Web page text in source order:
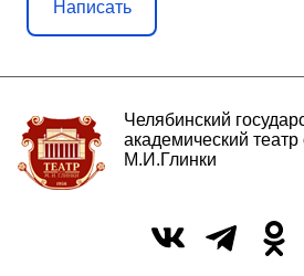
Написать
Челябинский
академический
М.И.Глинки